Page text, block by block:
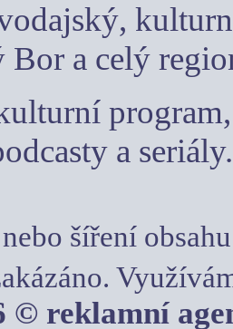
a celý
a seriály.
šíření
© reklamní